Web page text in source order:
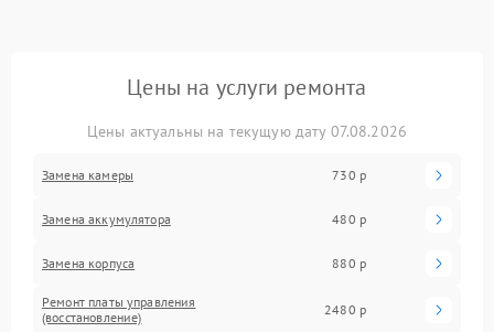
Цены на услуги ремонта
Цены актуальны на текущую дату 07.08.2026
Замена камеры 730 р
Замена аккумулятора 480 р
Замена корпуса 880 р
Ремонт платы управления
(восстановление)
2480 р